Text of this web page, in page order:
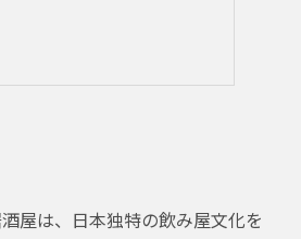
屋は、日本独特の飲み屋文化を